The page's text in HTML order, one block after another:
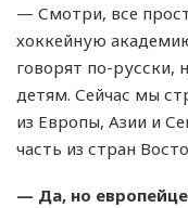
— Смотри, все
хоккейную
говорят по-русски,
детям. Сейчас мы
из Европы, Азии и
часть из стран
— Да, но